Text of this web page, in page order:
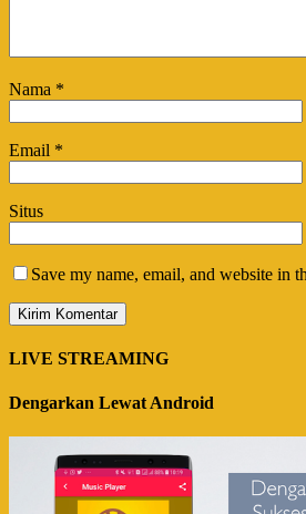
Nama *
Email *
Situs
Save my name, email, and website in
LIVE STREAMING
Dengarkan Lewat Android